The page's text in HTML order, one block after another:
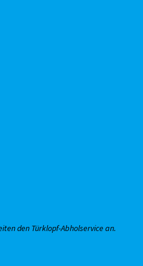
den Türklopf-Abholservice an.